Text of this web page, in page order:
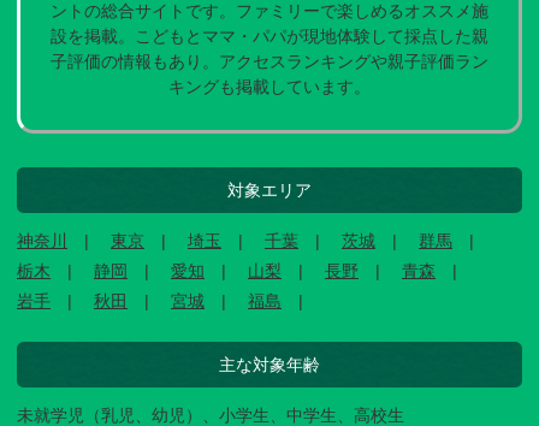
ントの総合サイトです。ファミリーで楽しめるオススメ施
設を掲載。こどもとママ・パパが現地体験して採点した親
子評価の情報もあり。アクセスランキングや親子評価ラン
キングも掲載しています。
対象エリア
神奈川 東京 埼玉 千葉 茨城
群馬
栃木
静岡 愛知 山梨 長野
青森
岩手
秋田 宮城 福島
主な対象年齢
未就学児（乳児、幼児）、小学生、中学生、高校生